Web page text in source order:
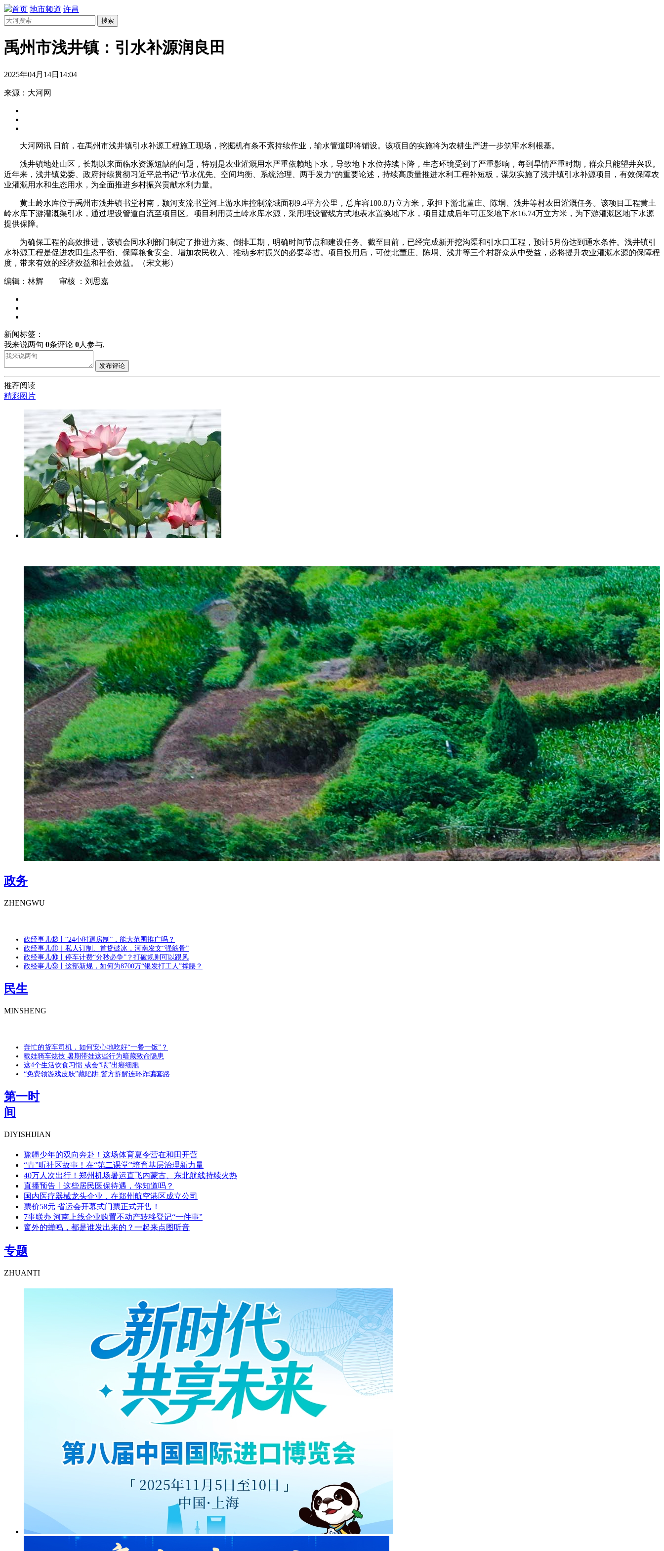
首页 地市频道 许昌
搜索
禹州市浅井镇：引水补源润良田
2025年04月14日14:04
来源：大河网
大河网讯 日前，在禹州市浅井镇引水补源工程施工现场，挖掘机有条不紊持续作业，输水管道即将铺设。该项目的实施将为农耕生产进一步筑牢水利根基。
浅井镇地处山区，长期以来面临水资源短缺的问题，特别是农业灌溉用水严重依赖地下水，导致地下水位持续下降，生态环境受到了严重影响，每到旱情严重时期，群众只能望井兴叹。
近年来，浅井镇党委、政府持续贯彻习近平总书记“节水优先、空间均衡、系统治理、两手发力”的重要论述，持续高质量推进水利工程补短板，谋划实施了浅井镇引水补源项目，有效保障农
业灌溉用水和生态用水，为全面推进乡村振兴贡献水利力量。
黄土岭水库位于禹州市浅井镇书堂村南，颍河支流书堂河上游水库控制流域面积9.4平方公里，总库容180.8万立方米，承担下游北董庄、陈垌、浅井等村农田灌溉任务。该项目工程黄土
岭水库下游灌溉渠引水，通过埋设管道自流至项目区。项目利用黄土岭水库水源，采用埋设管线方式地表水置换地下水，项目建成后年可压采地下水16.74万立方米，为下游灌溉区地下水源
提供保障。
为确保工程的高效推进，该镇会同水利部门制定了推进方案、倒排工期，明确时间节点和建设任务。截至目前，已经完成新开挖沟渠和引水口工程，预计5月份达到通水条件。浅井镇引
水补源工程是促进农田生态平衡、保障粮食安全、增加农民收入、推动乡村振兴的必要举措。项目投用后，可使北董庄、陈垌、浅井等三个村群众从中受益，必将提升农业灌溉水源的保障程
度，带来有效的经济效益和社会效益。（宋文彬）
编辑：林辉 审核 ：刘思嘉
新闻标签：
我来说两句 0条评论 0人参与,
发布评论
推荐阅读